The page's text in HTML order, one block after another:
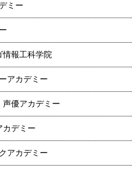
ミー
情報工科学院
アカデミー
声優アカデミー
カデミー
アカデミー